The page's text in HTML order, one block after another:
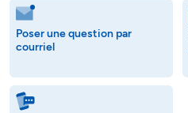
Poser une question par
courriel